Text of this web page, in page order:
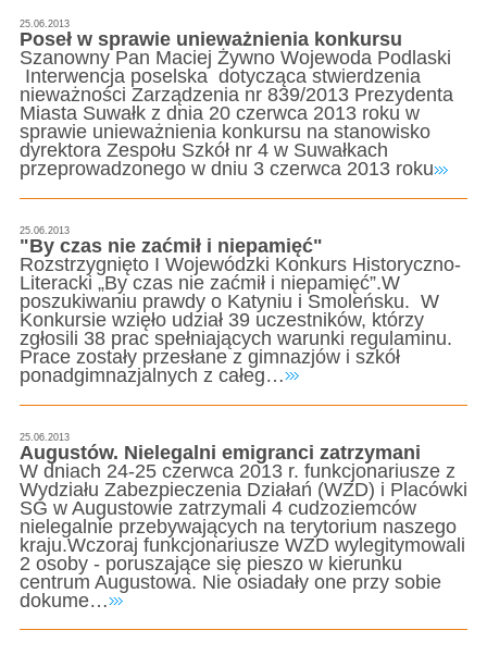
25.06.2013
Poseł w sprawie unieważnienia konkursu
Szanowny Pan Maciej Żywno Wojewoda Podlaski
Interwencja poselska dotycząca stwierdzenia
nieważności Zarządzenia nr 839/2013 Prezydenta
Miasta Suwałk z dnia 20 czerwca 2013 roku w
sprawie unieważnienia konkursu na stanowisko
dyrektora Zespołu Szkół nr 4 w Suwałkach
przeprowadzonego w dniu 3 czerwca 2013 roku
25.06.2013
"By czas nie zaćmił i niepamięć"
Rozstrzygnięto I Wojewódzki Konkurs Historyczno-
Literacki „By czas nie zaćmił i niepamięć”.W
poszukiwaniu prawdy o Katyniu i Smoleńsku. W
Konkursie wzięło udział 39 uczestników, którzy
zgłosili 38 prac spełniających warunki regulaminu.
Prace zostały przesłane z gimnazjów i szkół
ponadgimnazjalnych z całeg…
25.06.2013
Augustów. Nielegalni emigranci zatrzymani
W dniach 24-25 czerwca 2013 r. funkcjonariusze z
Wydziału Zabezpieczenia Działań (WZD) i Placówki
SG w Augustowie zatrzymali 4 cudzoziemców
nielegalnie przebywających na terytorium naszego
kraju.Wczoraj funkcjonariusze WZD wylegitymowali
2 osoby - poruszające się pieszo w kierunku
centrum Augustowa. Nie osiadały one przy sobie
dokume…